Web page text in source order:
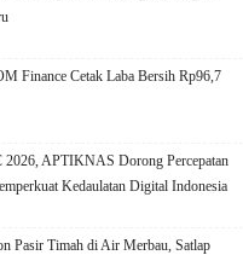
Finance Cetak Laba Bersih Rp96,7
2026, APTIKNAS Dorong Percepatan
Kedaulatan Digital Indonesia
Pasir Timah di Air Merbau, Satlap